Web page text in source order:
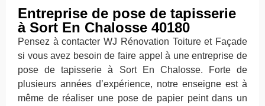
Entreprise de pose de tapisserie
à Sort En Chalosse 40180
Pensez à contacter WJ Rénovation Toiture et Façade
si vous avez besoin de faire appel à une entreprise de
pose de tapisserie à Sort En Chalosse. Forte de
plusieurs années d’expérience, notre enseigne est à
même de réaliser une pose de papier peint dans un